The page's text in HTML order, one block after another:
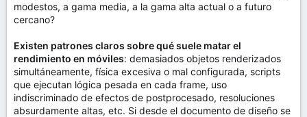
modestos, a gama media, a la gama alta actual o a futuro
cercano?
Existen patrones claros sobre qué suele matar el
rendimiento en móviles: demasiados objetos renderizados
simultáneamente, física excesiva o mal configurada, scripts
que ejecutan lógica pesada en cada frame, uso
indiscriminado de efectos de postprocesado, resoluciones
absurdamente altas, etc. Si desde el documento de diseño se